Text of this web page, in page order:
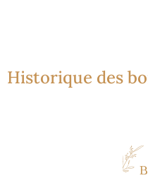
Historique des